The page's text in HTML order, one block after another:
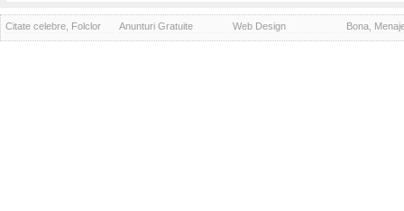
Citate celebre, Folclor Anunturi Gratuite Web Design Bona,